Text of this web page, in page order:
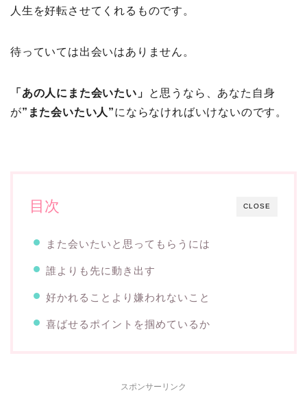
人生を好転させてくれるものです。
待っていては出会いはありません。
「あの人にまた会いたい」
と思うなら、あなた自身
が”また会いたい人”にならなければいけないのです。
CLOSE
目次
また会いたいと思ってもらうには
誰よりも先に動き出す
好かれることより嫌われないこと
喜ばせるポイントを掴めているか
スポンサーリンク